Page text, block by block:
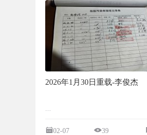
2026年1月30日重载-李俊杰
...
02-07 39